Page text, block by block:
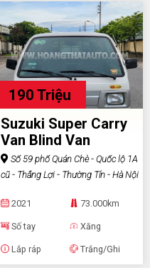
190 Triệu
Suzuki Super Carry
Van Blind Van
Số 59 phố Quán Chè - Quốc lộ 1A
cũ - Thắng Lợi - Thường Tín - Hà Nội
2021 73.000km
Số tay Xăng
Lắp ráp Trắng/Ghi